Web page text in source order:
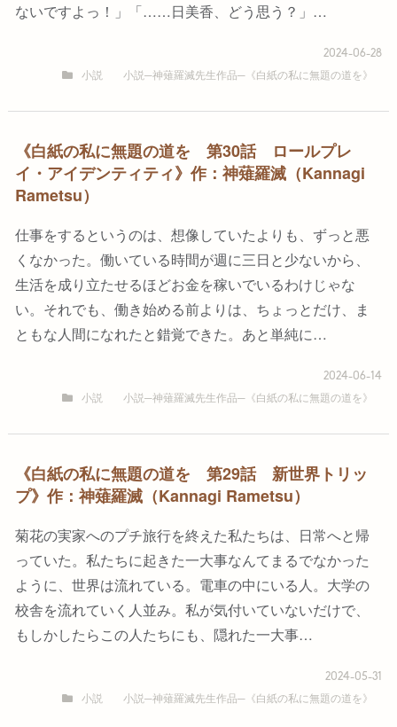
ないですよっ！」「……日美香、どう思う？」…
2024-06-28
小説 小説─神薙羅滅先生作品─《白紙の私に無題の道を》
《白紙の私に無題の道を 第30話 ロールプレ
イ・アイデンティティ》作：神薙羅滅（Kannagi
Rametsu）
仕事をするというのは、想像していたよりも、ずっと悪
くなかった。働いている時間が週に三日と少ないから、
生活を成り立たせるほどお金を稼いでいるわけじゃな
い。それでも、働き始める前よりは、ちょっとだけ、ま
ともな人間になれたと錯覚できた。あと単純に…
2024-06-14
小説 小説─神薙羅滅先生作品─《白紙の私に無題の道を》
《白紙の私に無題の道を 第29話 新世界トリッ
プ》作：神薙羅滅（Kannagi Rametsu）
菊花の実家へのプチ旅行を終えた私たちは、日常へと帰
っていた。私たちに起きた一大事なんてまるでなかった
ように、世界は流れている。電車の中にいる人。大学の
校舎を流れていく人並み。私が気付いていないだけで、
もしかしたらこの人たちにも、隠れた一大事…
2024-05-31
小説 小説─神薙羅滅先生作品─《白紙の私に無題の道を》